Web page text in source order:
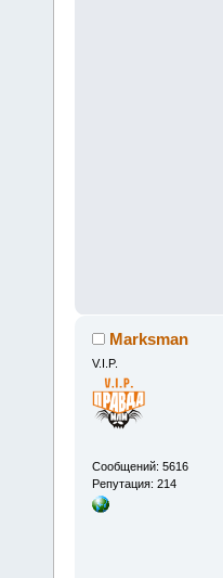
Marksman
V.I.P.
Сообщений: 5616
Репутация: 214